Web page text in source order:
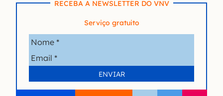
RECEBA A NEWSLETTER DO VNV
Serviço gratuito